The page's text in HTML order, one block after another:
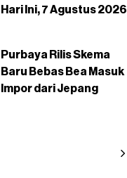
Hari Ini, 7 Agustus 2026
Purbaya Rilis Skema
Baru Bebas Bea Masuk
Impor dari Jepang